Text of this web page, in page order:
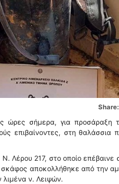
ώρες σήμερα, για προσάραξη
επιβαίνοντες, στη θαλάσσια
217, στο οποίο επέβαινε
αποκολλήθηκε από την
λιμένα ν. Λειψών.